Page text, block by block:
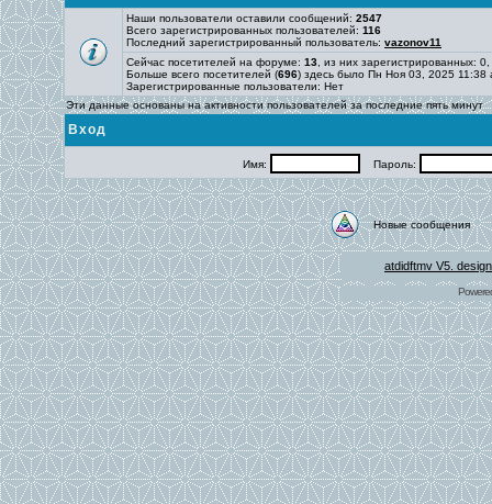
Наши пользователи оставили сообщений: 2547
Всего зарегистрированных пользователей: 116
Последний зарегистрированный пользователь: vazonov11
Сейчас посетителей на форуме: 13 , из них зарегистрированных:
Больше всего посетителей (696) здесь было Пн Ноя 03, 2025 11:38
Зарегистрированные пользователи: Нет
Эти данные основаны на активности пользователей за последние пять минут
Вход
Имя: Пароль:
Новые сообщения
atdidftmv V5.